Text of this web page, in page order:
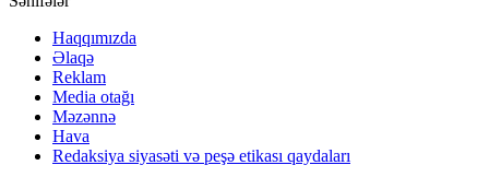
Haqqımızda
Əlaqə
Reklam
Media otağı
Məzənnə
Hava
Redaksiya siyasəti və peşə etikası qaydaları